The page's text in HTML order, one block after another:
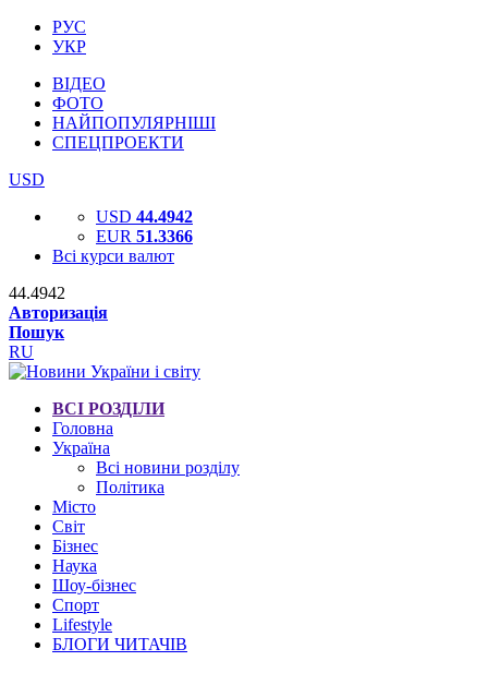
РУС
УКР
ВІДЕО
ФОТО
НАЙПОПУЛЯРНІШІ
СПЕЦПРОЕКТИ
USD
USD 44.4942
EUR 51.3366
Всі курси валют
44.4942
Авторизація
Пошук
RU
ВСІ РОЗДІЛИ
Головна
Україна
Всі новини розділу
Політика
Місто
Світ
Бізнес
Наука
Шоу-бізнес
Спорт
Lifestyle
БЛОГИ ЧИТАЧІВ